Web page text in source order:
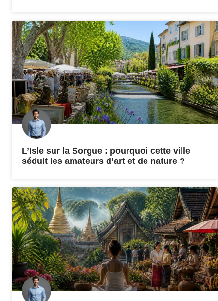
L’Isle sur la Sorgue : pourquoi cette ville
séduit les amateurs d’art et de nature ?